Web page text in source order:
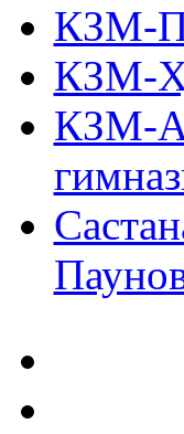
КЗМ-
КЗМ-
КЗМ-